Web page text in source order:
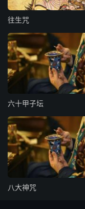
王，火龙火马。从
炁，八龙飞奔。都
根。风轮左拥，火
底，罗布四维。威
丈，化作飞灰。古
火雷令勅。
祈梼
凡祈梼，先须收亢阳
澄神，存元海中波涛
祈雨，则收亢阳之炁
元海中。存亢阳之
蓊冥，吾身关窍毛
往生咒
六十甲子坛
八大神咒